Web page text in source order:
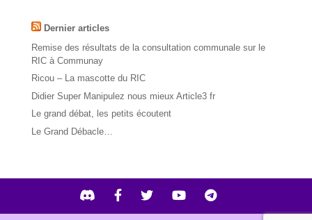
Dernier articles
Remise des résultats de la consultation communale sur le
RIC à Communay
Ricou – La mascotte du RIC
Didier Super Manipulez nous mieux Article3 fr
Le grand débat, les petits écoutent
Le Grand Débacle…